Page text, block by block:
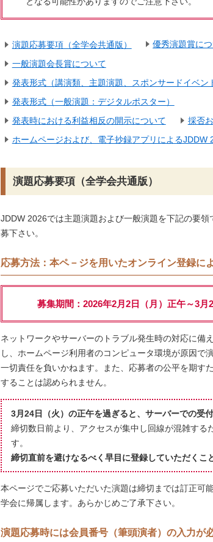
演題応募要項（全学会共通版）
優秀演題賞に
一般演題会長賞について
発表形式（講演類、主題演題、スポンサードイベン
発表形式（一般演題：デジタルポスター）
発表時における利益相反の開示について
採否
ホームページおよび、電子抄録アプリによるJDDW
演題応募要項（全学会共通版）
JDDW 2026では主題演題および一般演題を下記の要
募下さい。
応募方法：本ペ－ジを用いたオンライン登録に
募集期間：2026年2月2日（月）正午～3月
ネットワークやサーバーのトラブル発生時の対応に備
し、ホームページ利用者のコンピュータ環境が原因で
一切責任を負いかねます。また、応募者の公平を期す
することは認められません。
3月24日（火）の正午を過ぎると、サーバーでの受
締切数日前より、アクセスが集中し回線が混雑する
す。
締切直前を避けなるべく早目に登録していただくこ
本ページでご応募いただいた演題は締切までは訂正可
学会に帰属します。あらかじめご了承下さい。
演題応募時には会員番号（筆頭演者）の入力が